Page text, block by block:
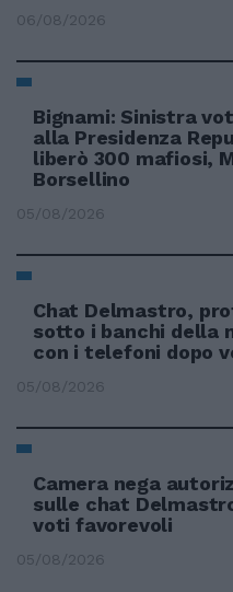
06/08/2026
Bignami: Sinistra
alla Presidenza
liberò 300 mafiosi,
Borsellino
05/08/2026
Chat Delmastro,
sotto i banchi della
con i telefoni dopo
05/08/2026
Camera nega
sulle chat
voti favorevoli
05/08/2026